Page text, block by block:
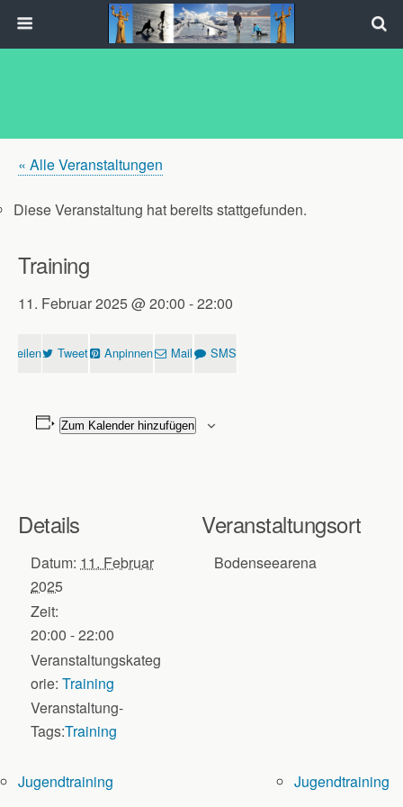
« Alle Veranstaltungen
Diese Veranstaltung hat bereits stattgefunden.
Training
11. Februar 2025 @ 20:00 -22:00
Teilen Tweet Anpinnen Mail SMS
Zum Kalender hinzufügen
Details
Datum: 11. Februar
2025
Zeit:
20:00 - 22:00
Veranstaltungskateg
orie: Training
Veranstaltung-
Tags:Training
Veranstaltungsort
Bodenseearena
Jugendtraining Jugendtraining